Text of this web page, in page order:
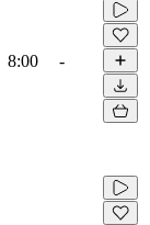
8:00 -